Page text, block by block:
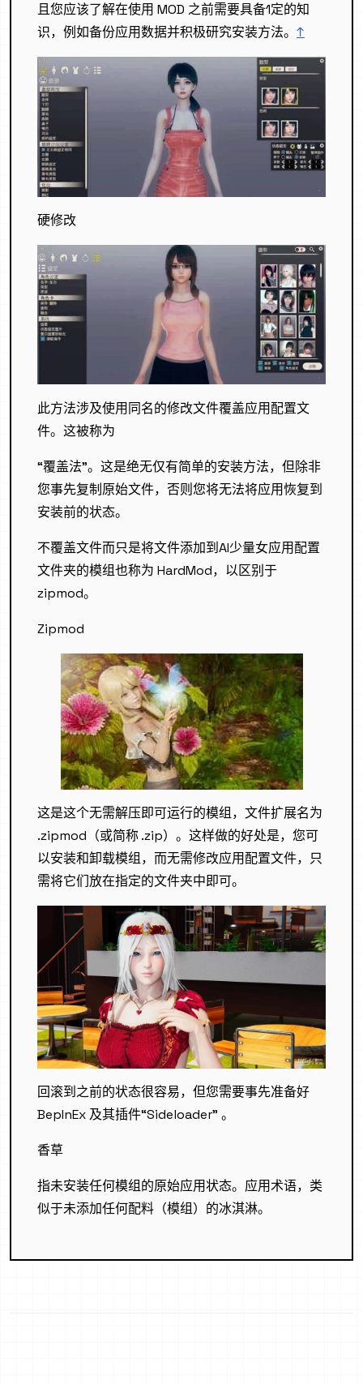
且您应该了解在使用 MOD 之前需要具备1定的知
识，例如备份应用数据并积极研究安装方法。 ↑
硬修改
此方法涉及使用同名的修改文件覆盖应用配置文
件。这被称为
“覆盖法”。这是绝无仅有简单的安装方法，但除非
您事先复制原始文件，否则您将无法将应用恢复到
安装前的状态。
不覆盖文件而只是将文件添加到AI少量女应用配置
文件夹的模组也称为 HardMod，以区别于
zipmod。
Zipmod
这是这个无需解压即可运行的模组，文件扩展名为
.zipmod（或简称 .zip）。这样做的好处是，您可
以安装和卸载模组，而无需修改应用配置文件，只
需将它们放在指定的文件夹中即可。
回滚到之前的状态很容易，但您需要事先准备好
BepInEx 及其插件“Sideloader” 。
香草
指未安装任何模组的原始应用状态。应用术语，类
似于未添加任何配料（模组）的冰淇淋。